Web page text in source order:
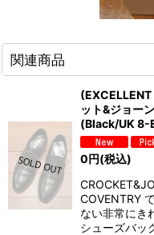
関連商品
ット&ジョー
(Black/UK 8-
0円(税込)
COVENTRY
ない非常にき
シューズバッ